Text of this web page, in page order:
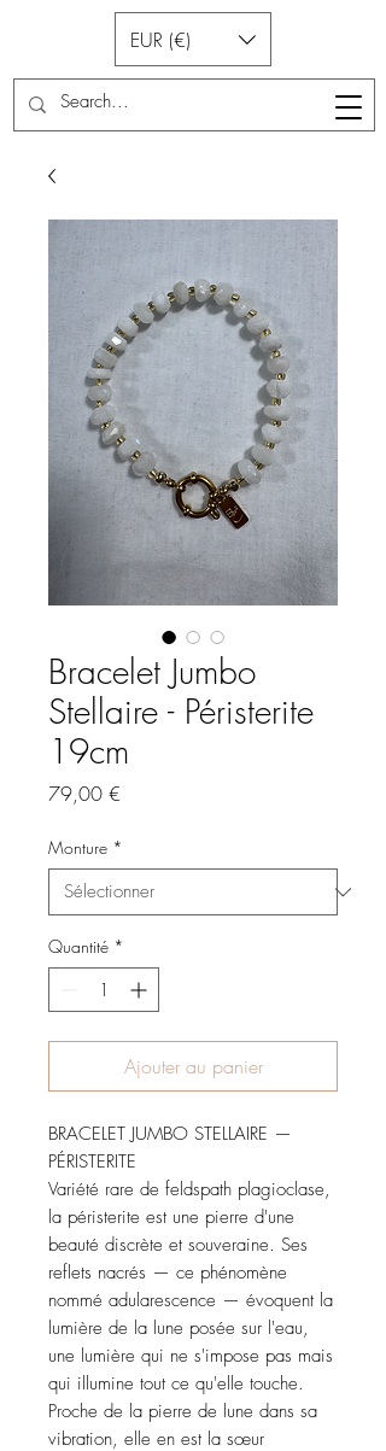
EUR (€)
Bracelet Jumbo
Stellaire - Péristerite
19cm
79,00 €
Monture *
Quantité *
Ajouter au panier
BRACELET JUMBO STELLAIRE —
PÉRISTERITE
Variété rare de feldspath plagioclase,
la péristerite est une pierre d'une
beauté discrète et souveraine. Ses
reflets nacrés — ce phénomène
nommé adularescence — évoquent la
lumière de la lune posée sur l'eau,
une lumière qui ne s'impose pas mais
qui illumine tout ce qu'elle touche.
Proche de la pierre de lune dans sa
vibration, elle en est la sœur